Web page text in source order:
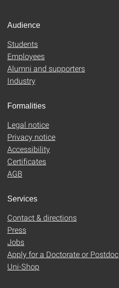
Audience
Students
Employees
Alumni and supporters
Industry
Formalities
Legal notice
Privacy notice
Accessibility
Certificates
AGB
Services
Contact & directions
Press
Jobs
Apply for a Doctorate or Postdoc
Uni-Shop